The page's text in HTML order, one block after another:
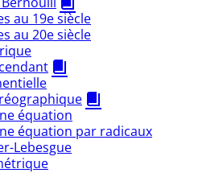
au 19e siècle
au 20e siècle
équation
équation par radicaux
Lebesgue